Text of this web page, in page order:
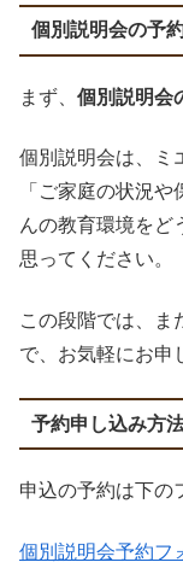
個別説明会の予
まず、 個別説明会
個別説明会は、ミ
「ご家庭の状況
んの教育環境をど
思ってください。
この段階では、ま
で、お気軽にお申
予約申し込み方
申込の予約は下の
個別説明会予約フ